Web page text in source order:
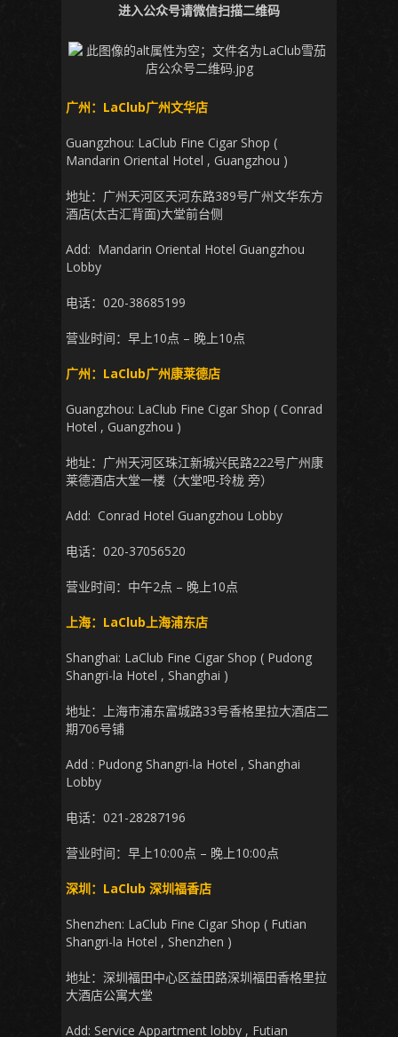
进入公众号请微信扫描二维码
广州：LaClub广州文华店
Guangzhou: LaClub Fine Cigar Shop (
Mandarin Oriental Hotel , Guangzhou )
地址：广州天河区天河东路389号广州文华东方
酒店(太古汇背面)大堂前台侧
Add: Mandarin Oriental Hotel Guangzhou
Lobby
电话：020-38685199
营业时间：早上10点 – 晚上10点
广州：LaClub广州康莱德店
Guangzhou: LaClub Fine Cigar Shop ( Conrad
Hotel , Guangzhou )
地址：广州天河区珠江新城兴民路222号广州康
莱德酒店大堂一楼（大堂吧-玲栊 旁）
Add: Conrad Hotel Guangzhou Lobby
电话：020-37056520
营业时间：中午2点 – 晚上10点
上海：LaClub上海浦东店
Shanghai: LaClub Fine Cigar Shop ( Pudong
Shangri-la Hotel , Shanghai )
地址：上海市浦东富城路33号香格里拉大酒店二
期706号铺
Add : Pudong Shangri-la Hotel , Shanghai
Lobby
电话：021-28287196
营业时间：早上10:00点 – 晚上10:00点
深圳：LaClub 深圳福香店
Shenzhen: LaClub Fine Cigar Shop ( Futian
Shangri-la Hotel , Shenzhen )
地址：深圳福田中心区益田路深圳福田香格里拉
大酒店公寓大堂
Add: Service Appartment lobby , Futian